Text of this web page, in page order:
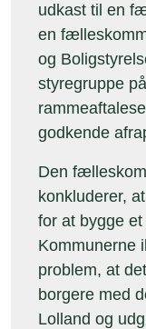
udkast til en
en
og
styregruppe
godkende
Den
konkluderer,
for at bygge
Kommunerne
problem, at
borgere med
Lolland og